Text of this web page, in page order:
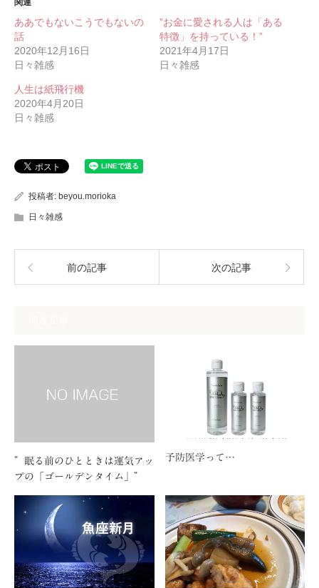
関連
ああでもないこうでもないの
話
2020年12月16日
日々雑感
”お金に愛される人は「ある
特徴」を持っている！”
2021年4月17日
日々雑感
人生は紙飛行機
2020年4月20日
日々雑感
投稿者: beyou.morioka
日々雑感
前の記事 次の記事
”眠る前のひとときは運気アッ
プの「ゴールデンタイム」”
予防医学って…